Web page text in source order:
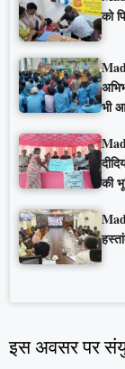
को
भी
की
इस अवसर पर